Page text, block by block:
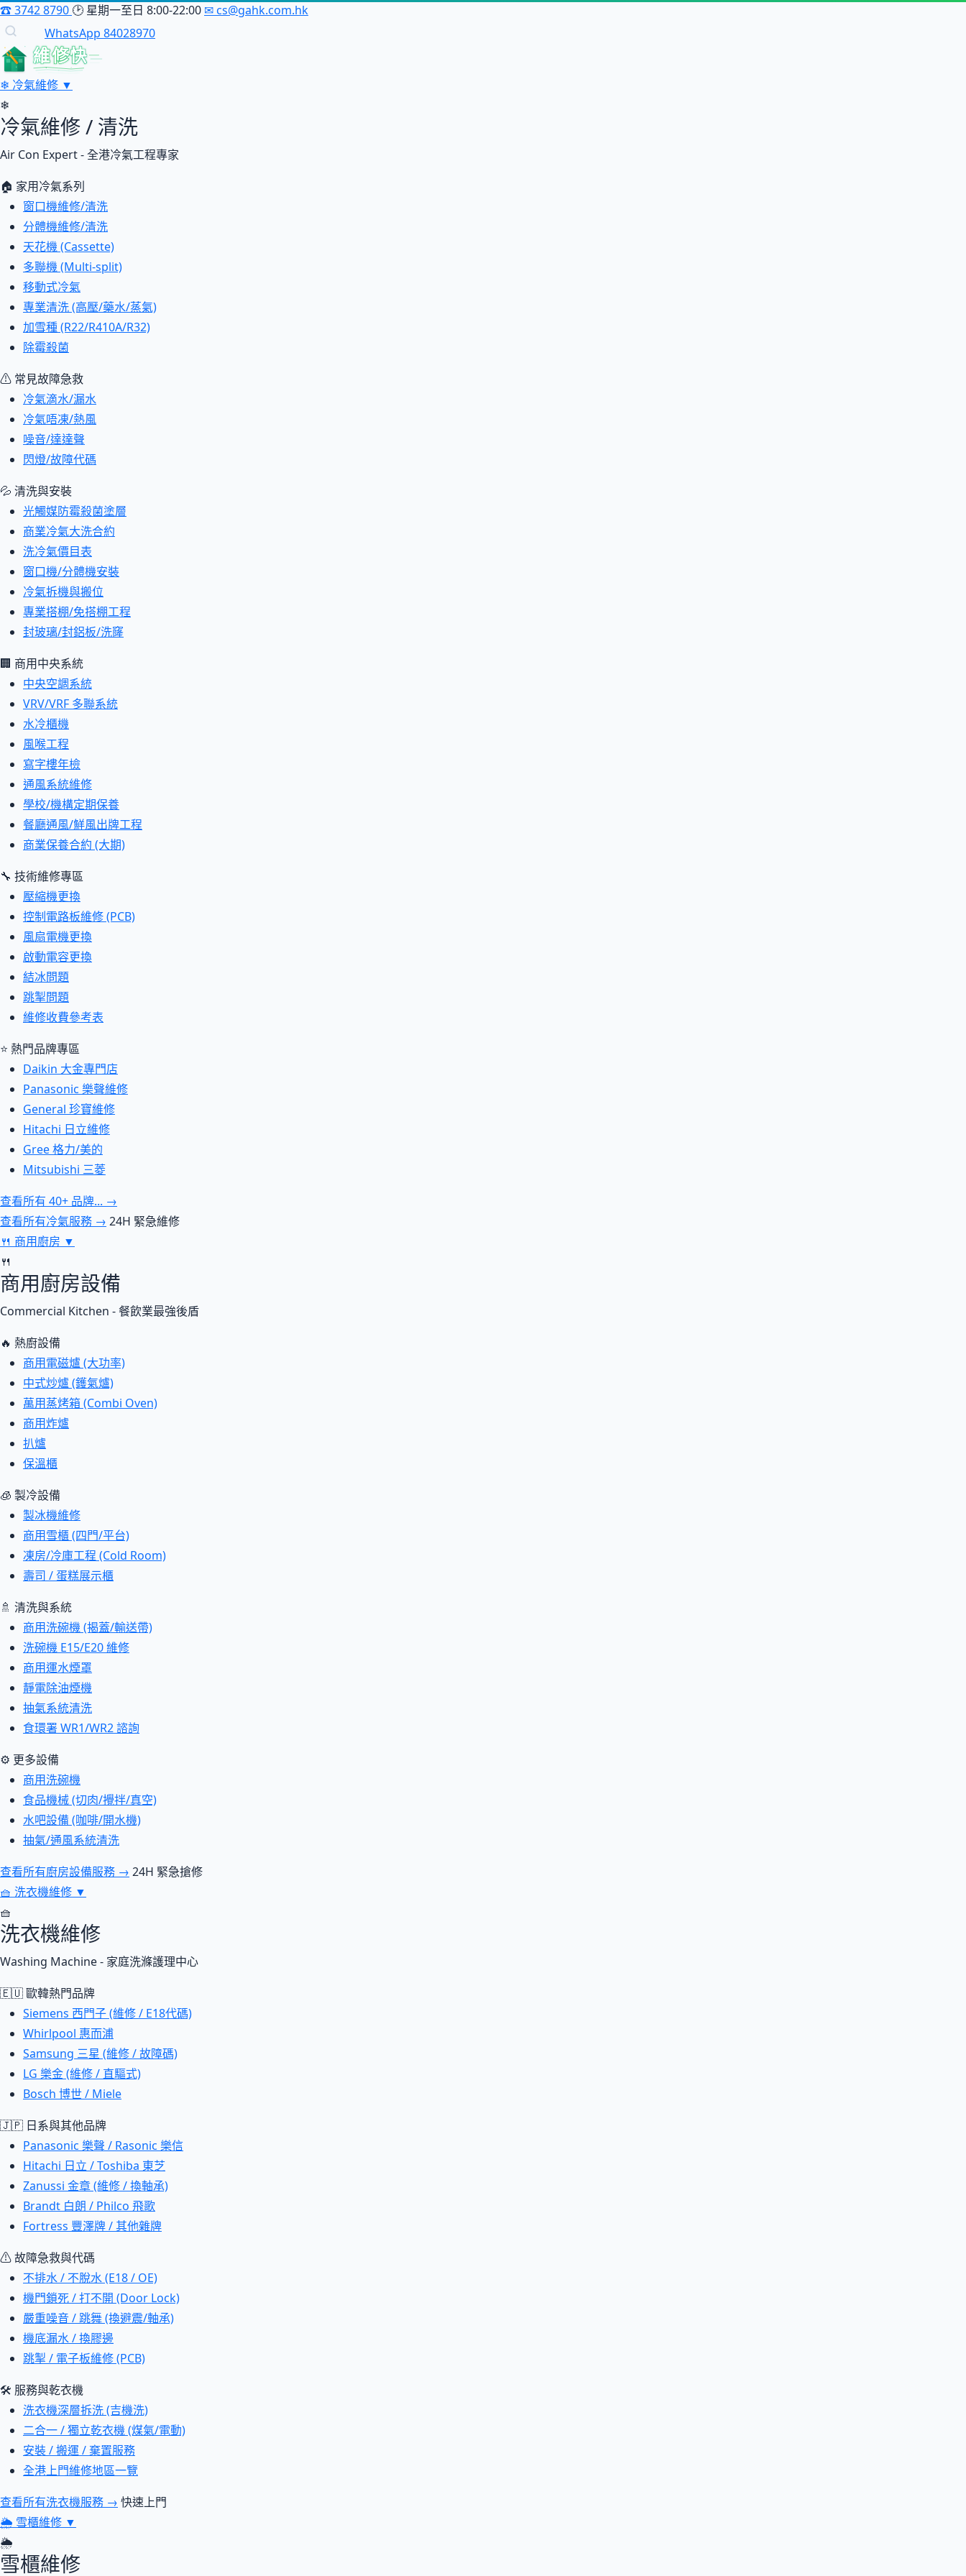
☎3742 8790 🕑 星期一至日 8:00-22:00 ✉cs@gahk.com.hk
WhatsApp 84028970
維修快
❄ 冷氣維修 ▼
❄
冷氣維修 / 清洗
Air Con Expert - 全港冷氣工程專家
🏠 家用冷氣系列
窗口機維修/清洗
分體機維修/清洗
天花機 (Cassette)
多聯機 (Multi-split)
移動式冷氣
專業清洗 (高壓/藥水/蒸氣)
加雪種 (R22/R410A/R32)
除霉殺菌
⚠ 常見故障急救
冷氣滴水/漏水
冷氣唔凍/熱風
噪音/達達聲
閃燈/故障代碼
💦 清洗與安裝
光觸媒防霉殺菌塗層
商業冷氣大洗合約
洗冷氣價目表
窗口機/分體機安裝
冷氣拆機與搬位
專業搭棚/免搭棚工程
封玻璃/封鋁板/洗窿
🏢 商用中央系統
中央空調系統
VRV/VRF 多聯系統
水冷櫃機
風喉工程
寫字樓年檢
通風系統維修
學校/機構定期保養
餐廳通風/鮮風出牌工程
商業保養合約 (大期)
🔧 技術維修專區
壓縮機更換
控制電路板維修 (PCB)
風扇電機更換
啟動電容更換
結冰問題
跳掣問題
維修收費參考表
⭐ 熱門品牌專區
Daikin 大金專門店
Panasonic 樂聲維修
General 珍寶維修
Hitachi 日立維修
Gree 格力/美的
Mitsubishi 三菱
查看所有 40+ 品牌... →
查看所有冷氣服務 → 24H 緊急維修
🍴 商用廚房 ▼
🍴
商用廚房設備
Commercial Kitchen - 餐飲業最強後盾
🔥 熱廚設備
商用電磁爐 (大功率)
中式炒爐 (鑊氣爐)
萬用蒸烤箱 (Combi Oven)
商用炸爐
扒爐
保溫櫃
🧊 製冷設備
製冰機維修
商用雪櫃 (四門/平台)
凍房/冷庫工程 (Cold Room)
壽司 / 蛋糕展示櫃
🚿 清洗與系統
商用洗碗機 (揭蓋/輸送帶)
洗碗機 E15/E20 維修
商用運水煙罩
靜電除油煙機
抽氣系統清洗
食環署 WR1/WR2 諮詢
⚙ 更多設備
商用洗碗機
食品機械 (切肉/攪拌/真空)
水吧設備 (咖啡/開水機)
抽氣/通風系統清洗
查看所有廚房設備服務 → 24H 緊急搶修
🧺 洗衣機維修 ▼
🧺
洗衣機維修
Washing Machine - 家庭洗滌護理中心
🇪🇺 歐韓熱門品牌
Siemens 西門子 (維修 / E18代碼)
Whirlpool 惠而浦
Samsung 三星 (維修 / 故障碼)
LG 樂金 (維修 / 直驅式)
Bosch 博世 / Miele
🇯🇵 日系與其他品牌
Panasonic 樂聲 / Rasonic 樂信
Hitachi 日立 / Toshiba 東芝
Zanussi 金章 (維修 / 換軸承)
Brandt 白朗 / Philco 飛歌
Fortress 豐澤牌 / 其他雜牌
⚠ 故障急救與代碼
不排水 / 不脫水 (E18 / OE)
機門鎖死 / 打不開 (Door Lock)
嚴重噪音 / 跳舞 (換避震/軸承)
機底漏水 / 換膠邊
跳掣 / 電子板維修 (PCB)
🛠 服務與乾衣機
洗衣機深層拆洗 (吉機洗)
二合一 / 獨立乾衣機 (煤氣/電動)
安裝 / 搬運 / 棄置服務
全港上門維修地區一覽
查看所有洗衣機服務 → 快速上門
🌦 雪櫃維修 ▼
🌦
雪櫃維修